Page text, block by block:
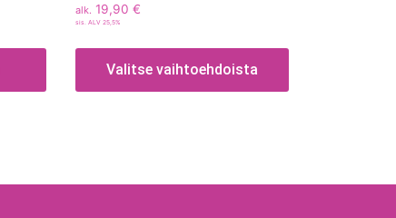
alk. 19,90 €
sis. ALV 25,5%
Valitse vaihtoehdoista